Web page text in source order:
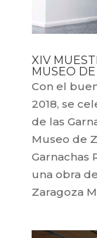
XIV
MUSEO
Con el
2018, se
de las
Museo de
Garnachas
una obra
Zaragoza